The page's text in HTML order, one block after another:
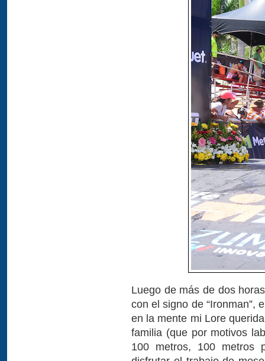
Luego de más de dos
con el signo de “Ironman”,
en la mente mi Lore
familia (que por motivos
100 metros, 100 metros